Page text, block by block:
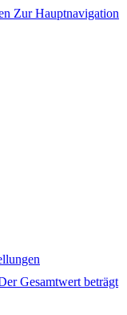
Zur Hauptnavigation
Gesamtwert beträgt